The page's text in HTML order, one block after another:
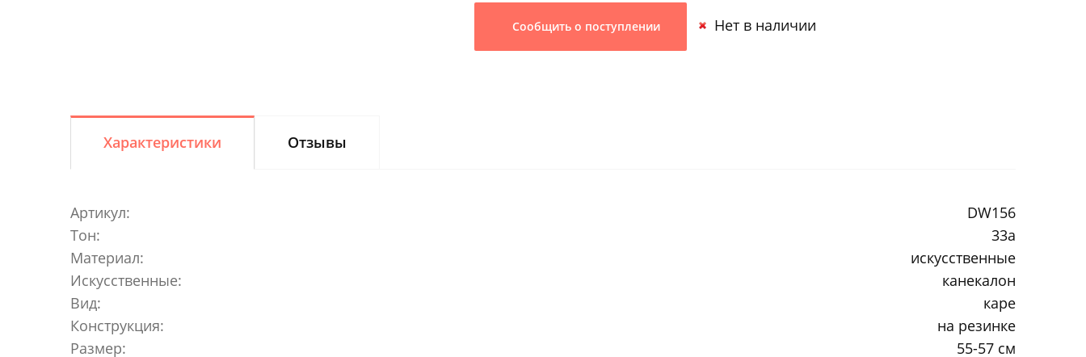
Сообщить о поступлении Нет в наличии
Характеристики Отзывы
Артикул:
DW156
Тон:
33a
Материал:
искусственные
Искусственные:
канекалон
Вид:
каре
Конструкция:
на резинке
Размер:
55-57 см